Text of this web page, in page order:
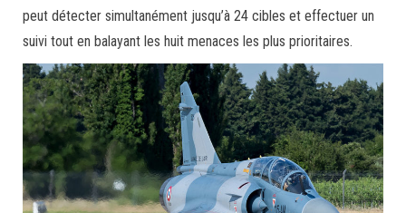
peut détecter simultanément jusqu’à 24 cibles et effectuer un
suivi tout en balayant les huit menaces les plus prioritaires.